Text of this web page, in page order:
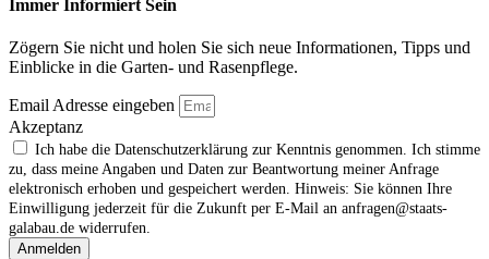
Immer Informiert Sein
Zögern Sie nicht und holen Sie sich neue Informationen, Tipps und
Einblicke in die Garten- und Rasenpflege.
Email Adresse eingeben
Akzeptanz
Ich habe die Datenschutzerklärung zur Kenntnis genommen. Ich stimme
zu, dass meine Angaben und Daten zur Beantwortung meiner Anfrage
elektronisch erhoben und gespeichert werden. Hinweis: Sie können Ihre
Einwilligung jederzeit für die Zukunft per E‑Mail an anfragen@staats-
galabau.de widerrufen.
Anmelden